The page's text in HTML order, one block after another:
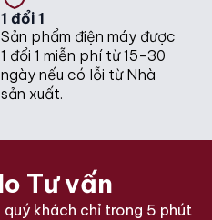
1 đổi 1
Sản phẩm điện máy được
1 đổi 1 miễn phí từ 15-30
ngày nếu có lỗi từ Nhà
sản xuất.
Tư vấn
quý khách chỉ trong 5 phút